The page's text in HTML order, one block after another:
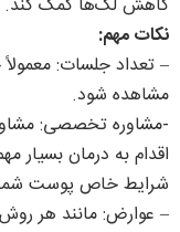
نکات مهم:
– تعداد جلسات: معمولاً
مشاهده شود.
-مشاوره تخصصی:
اقدام به درمان
شرایط خاص پوست
– عوارض: مانند هر